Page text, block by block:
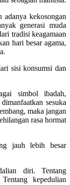
kekosongan
generasi muda
tradisi keagamaan
hari besar agama,
sisi konsumsi dan
simbol ibadah,
sesuka
maka jangan
rasa hormat
jauh lebih besar
diri. Tentang
kepedulian